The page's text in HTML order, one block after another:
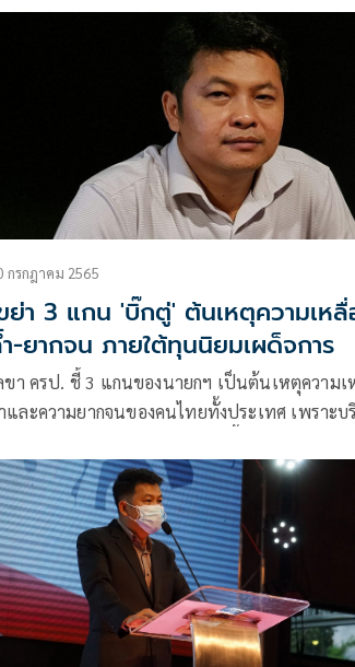
กรกฎาคม 2565
ย่า 3 แกน 'บิ๊กตู่' ต้นเหตุความเห
-ยากจน ภายใต้ทุนนิยมเผด็จการ
ขา ครป. ชี้ 3 แกนของนายกฯ เป็นต้นเหตุความเ
และความยากจนของคนไทยทั้งประเทศ เพราะบ
ะชาชน